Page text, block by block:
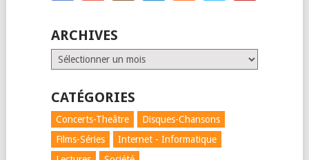
ARCHIVES
Archives
CATÉGORIES
Concerts-Theâtre
Disques-Chansons
Films-Séries
Internet - Informatique